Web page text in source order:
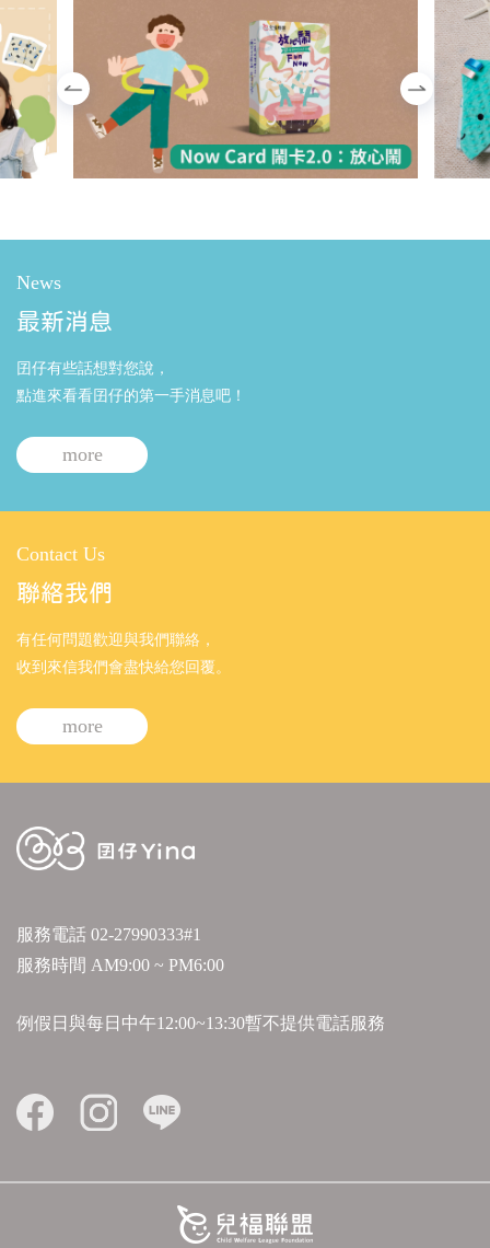
News
最新消息
囝仔有些話想對您說，
點進來看看囝仔的第一手消息吧！
more
Contact Us
聯絡我們
有任何問題歡迎與我們聯絡，
收到來信我們會盡快給您回覆。
more
服務電話 02-27990333#1
服務時間 AM9:00 ~ PM6:00
例假日與每日中午12:00~13:30暫不提供電話服務